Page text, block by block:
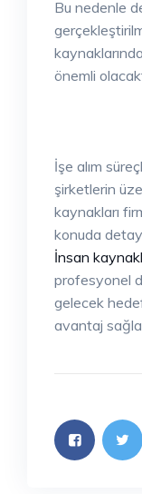
Bu nedenle
önemli
İşe alım
şirketlerin
kaynakları
konuda
İnsan
profesyonel
gelecek
avantaj